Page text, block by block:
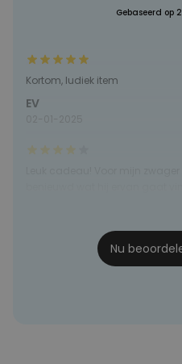
Gebaseerd op
Kortom, ludiek item
EV
Nu